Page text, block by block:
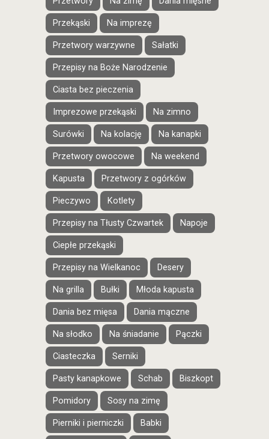
Przekąski Na imprezę
Przetwory warzywne Sałatki
Przepisy na Boże Narodzenie
Ciasta bez pieczenia
Imprezowe przekąski Na zimno
Surówki Na kolację Na kanapki
Przetwory owocowe Na weekend
Kapusta Przetwory z ogórków
Pieczywo Kotlety
Przepisy na Tłusty Czwartek Napoje
Ciepłe przekąski
Przepisy na Wielkanoc Desery
Na grilla Bułki Młoda kapusta
Dania bez mięsa Dania mączne
Na słodko Na śniadanie Pączki
Ciasteczka Serniki
Pasty kanapkowe Schab Biszkopt
Pomidory Sosy na zimę
Pierniki i pierniczki Babki